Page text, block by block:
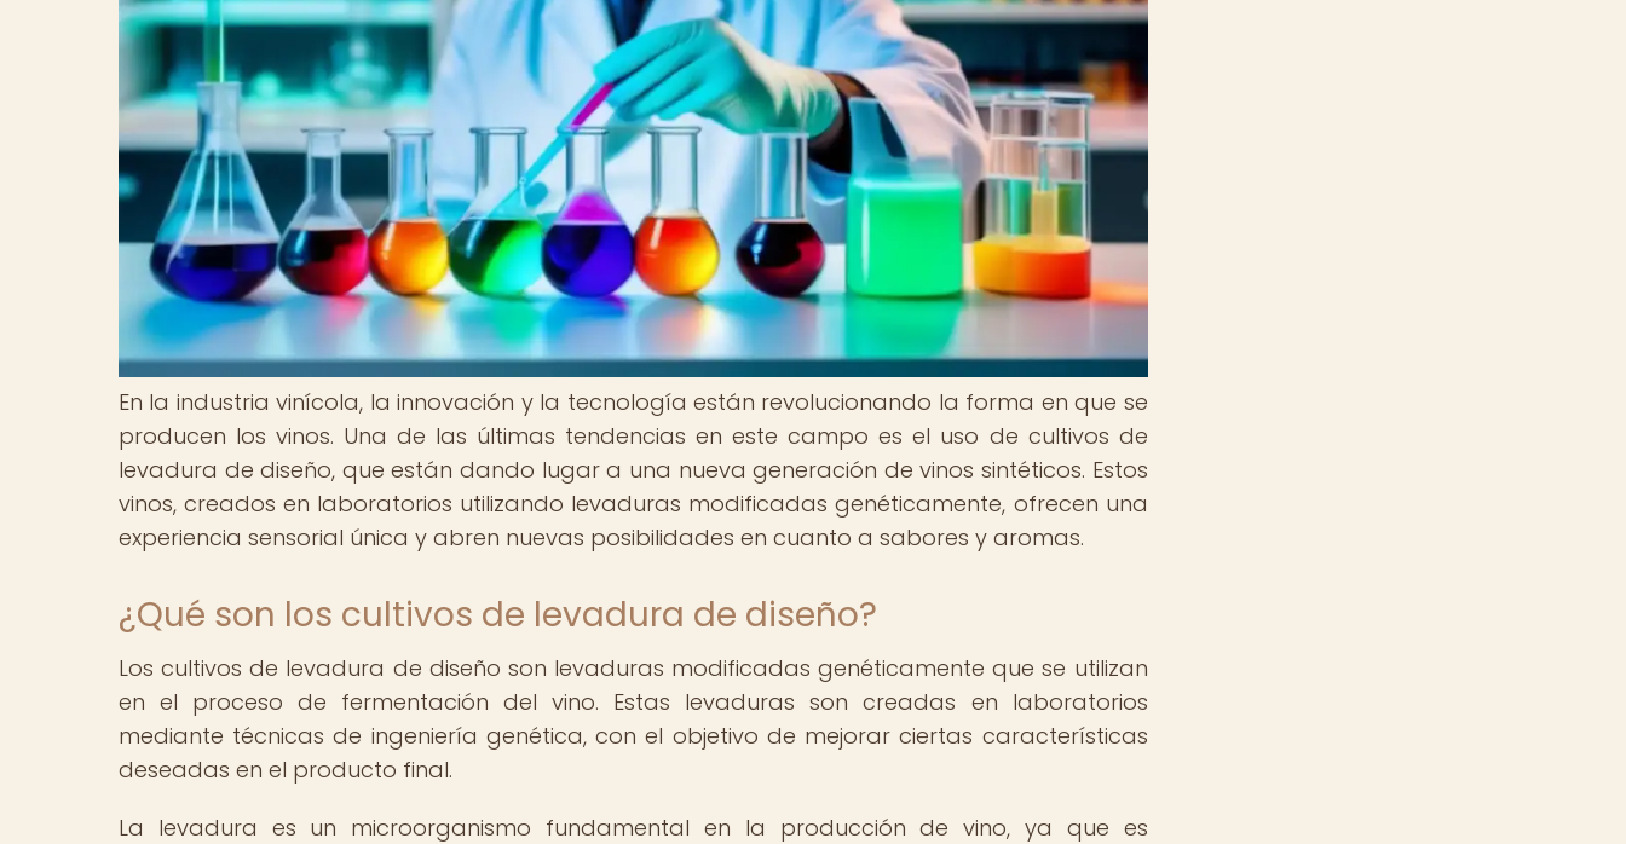
En la industria vinícola, la innovación y la tecnología están revolucionando la forma en que se
producen los vinos. Una de las últimas tendencias en este campo es el uso de cultivos de
levadura de diseño, que están dando lugar a una nueva generación de vinos sintéticos. Estos
vinos, creados en laboratorios utilizando levaduras modificadas genéticamente, ofrecen una
experiencia sensorial única y abren nuevas posibilidades en cuanto a sabores y aromas.
¿Qué son los cultivos de levadura de diseño?
Los cultivos de levadura de diseño son levaduras modificadas genéticamente que se utilizan
en el proceso de fermentación del vino. Estas levaduras son creadas en laboratorios
mediante técnicas de ingeniería genética, con el objetivo de mejorar ciertas características
deseadas en el producto final.
La levadura es un microorganismo fundamental en la producción de vino, ya que es